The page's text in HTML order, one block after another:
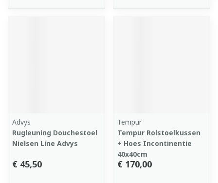
Advys
Rugleuning Douchestoel
Nielsen Line Advys
€ 45,50
Tempur
Tempur Rolstoelkussen
+ Hoes Incontinentie
40x40cm
€ 170,00